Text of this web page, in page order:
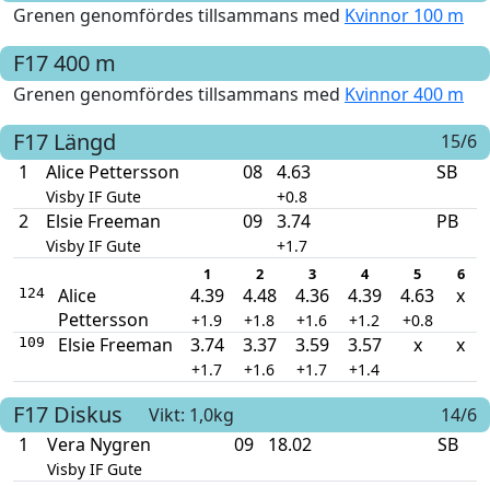
Grenen genomfördes tillsammans med Kvinnor 100 m
F17400 m
Grenen genomfördes tillsammans med Kvinnor 400 m
F17 Längd
15/6
1
Alice Pettersson
Visby IF Gute
08 4.63
+0.8
SB
2 Elsie Freeman
Visby IF Gute
09 3.74
+1.7
PB
1 2 3 4 5 6
124
Alice
Pettersson
4.39
+1.9
4.48
+1.8
4.36
+1.6
4.39
+1.2
4.63
+0.8
x
109 Elsie Freeman 3.74
+1.7
3.37
+1.6
3.59
+1.7
3.57
+1.4
x x
F17 Diskus Vikt: 1,0kg
14/6
1
Vera Nygren
Visby IF Gute
09 18.02 SB